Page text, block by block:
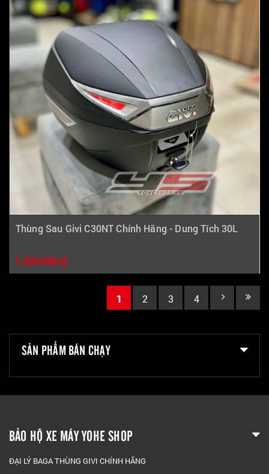
Thùng Sau Givi C30NT Chính Hãng - Dung Tích 30L
1,350,000 ₫
1 2 3 4
SẢN PHẨM BÁN CHẠY
BẢO HỘ XE MÁY YOHE SHOP
ĐẠI LÝ BAGA THÙNG GIVI CHÍNH HÃNG